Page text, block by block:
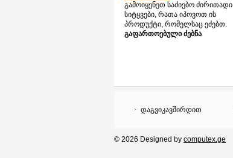
გამოიყენეთ საძიებო ძირითადი
სიტყვები, რათა იპოვოთ ის
პროდუქტი, რომელსაც ეძებთ.
გაფართოებული ძებნა
დაგვიკავშირდით
© 2026 Designed by computex.ge